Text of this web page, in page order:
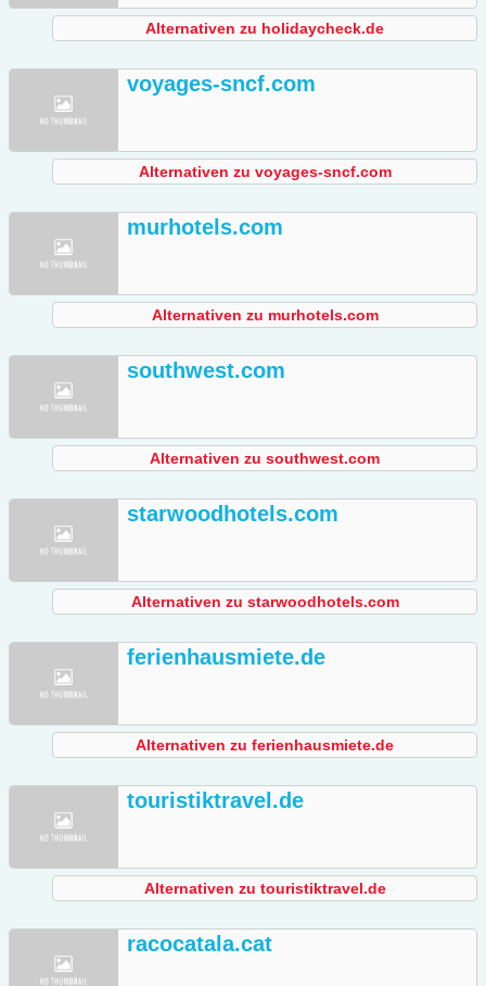
Alternativen zu holidaycheck.de
voyages-sncf.com
Alternativen zu voyages-sncf.com
murhotels.com
Alternativen zu murhotels.com
southwest.com
Alternativen zu southwest.com
starwoodhotels.com
Alternativen zu starwoodhotels.com
ferienhausmiete.de
Alternativen zu ferienhausmiete.de
touristiktravel.de
Alternativen zu touristiktravel.de
racocatala.cat